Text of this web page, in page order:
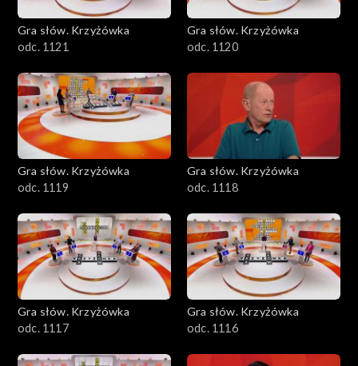
Gra słów. Krzyżówka
odc. 1121
Gra słów. Krzyżówka
odc. 1120
Gra słów. Krzyżówka
odc. 1119
Gra słów. Krzyżówka
odc. 1118
Gra słów. Krzyżówka
odc. 1117
Gra słów. Krzyżówka
odc. 1116